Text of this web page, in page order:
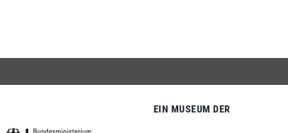
EIN MUSEUM DER